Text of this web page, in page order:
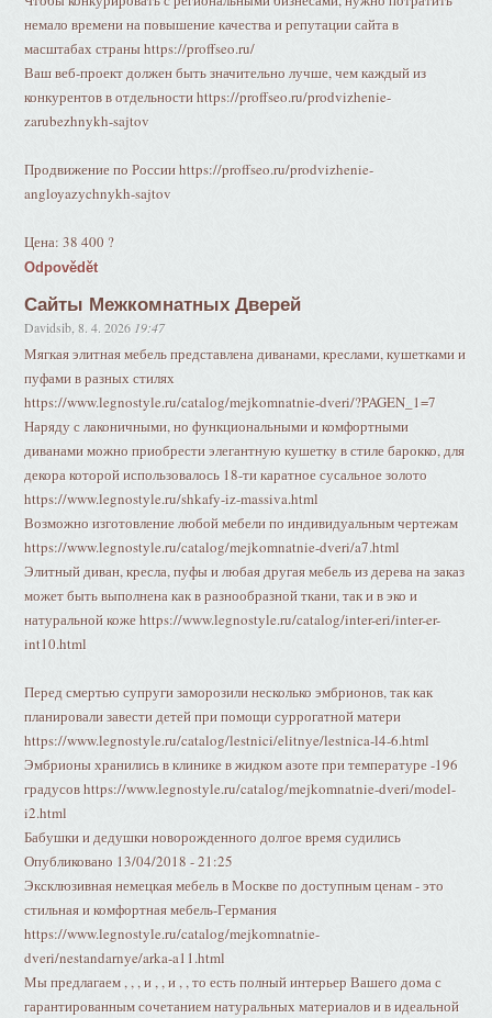
немало времени на повышение качества и репутации сайта в
масштабах страны https://proffseo.ru/
Ваш веб-проект должен быть значительно лучше, чем каждый из
конкурентов в отдельности https://proffseo.ru/prodvizhenie-
zarubezhnykh-sajtov
Продвижение по России https://proffseo.ru/prodvizhenie-
angloyazychnykh-sajtov
Цена: 38 400 ?
Odpovědět
Сайты Межкомнатных Дверей
Davidsib ,8. 4. 2026 19:47
Мягкая элитная мебель представлена диванами, креслами, кушетками и
пуфами в разных стилях
https://www.legnostyle.ru/catalog/mejkomnatnie-dveri/?PAGEN_1=7
Наряду с лаконичными, но функциональными и комфортными
диванами можно приобрести элегантную кушетку в стиле барокко, для
декора которой использовалось 18-ти каратное сусальное золото
https://www.legnostyle.ru/shkafy-iz-massiva.html
Возможно изготовление любой мебели по индивидуальным чертежам
https://www.legnostyle.ru/catalog/mejkomnatnie-dveri/a7.html
Элитный диван, кресла, пуфы и любая другая мебель из дерева на заказ
может быть выполнена как в разнообразной ткани, так и в эко и
натуральной коже https://www.legnostyle.ru/catalog/inter-eri/inter-er-
int10.html
Перед смертью супруги заморозили несколько эмбрионов, так как
планировали завести детей при помощи суррогатной матери
https://www.legnostyle.ru/catalog/lestnici/elitnye/lestnica-l4-6.html
Эмбрионы хранились в клинике в жидком азоте при температуре -196
градусов https://www.legnostyle.ru/catalog/mejkomnatnie-dveri/model-
i2.html
Бабушки и дедушки новорожденного долгое время судились
Опубликовано 13/04/2018 - 21:25
Эксклюзивная немецкая мебель в Москве по доступным ценам - это
стильная и комфортная мебель-Германия
https://www.legnostyle.ru/catalog/mejkomnatnie-
dveri/nestandarnye/arka-a11.html
Мы предлагаем , , , и , , и , , то есть полный интерьер Вашего дома с
гарантированным сочетанием натуральных материалов и в идеальной